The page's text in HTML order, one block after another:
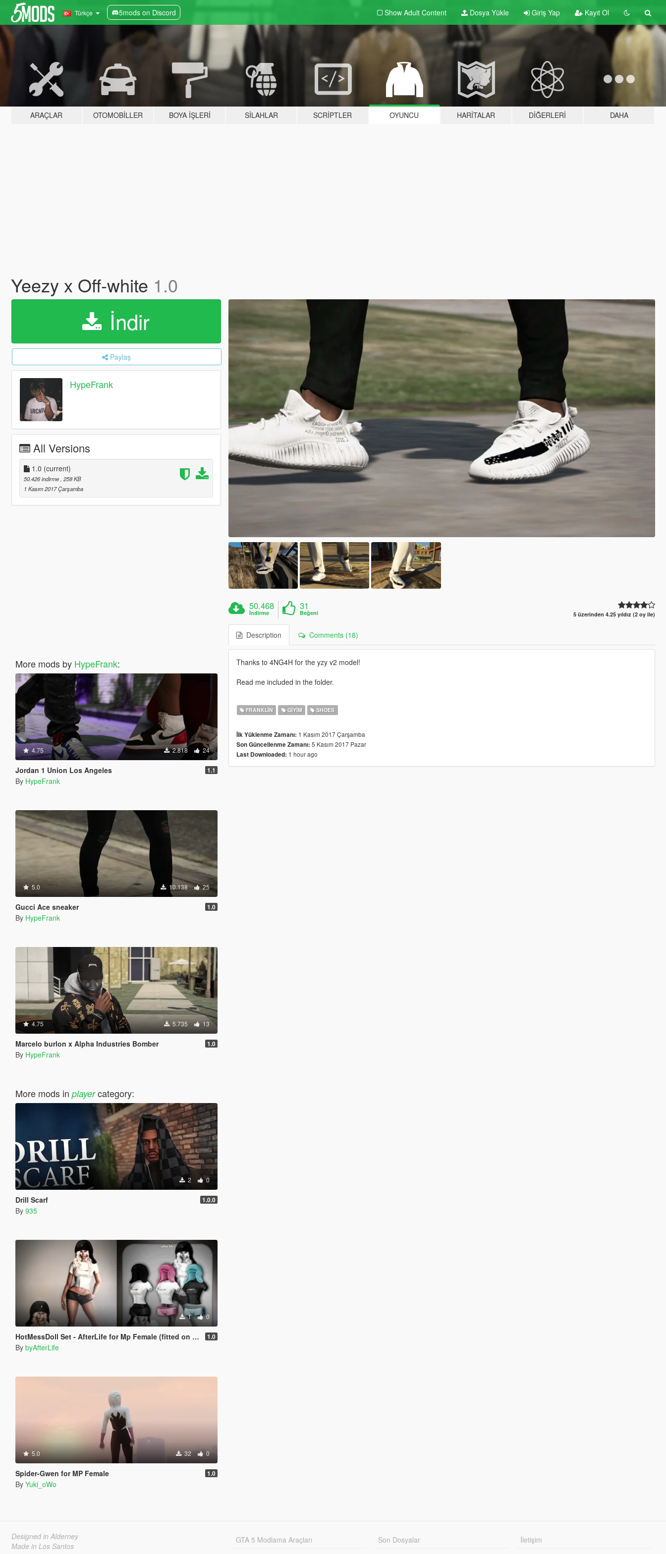
Türkçe 5mods on Discord Show Adult Content Dosya Yükle Giriş Yap Kayıt Ol
ARAÇLAR OTOMOBILLER BOYA İŞLERI SILAHLAR SCRIPTLER OYUNCU HARITALAR DIĞERLERI DAHA
Yeezy x Off-white 1.0
İndir
Paylaş
HypeFrank
All Versions
1.0 (current)
50.426 indirme , 258 KB
1 Kasım 2017 Çarşamba
More mods by HypeFrank:
4.75 2.818 24
Jordan 1 Union Los Angeles 1.1
By HypeFrank
5.0 10.138 25
Gucci Ace sneaker 1.0
By HypeFrank
4.75 5.735 13
Marcelo burlon x Alpha Industries Bomber 1.0
By HypeFrank
More mods in playercategory:
2 0
Drill Scarf 1.0.0
By 935
1 0
HotMessDoll Set - AfterLife for Mp Female (fitted on Slut Body) 1.0
By byAfterLife
5.0 32 0
Spider-Gwen for MP Female 1.0
By Yuki_oWo
50.468
İndirme
31
Beğeni 5 üzerinden 4.25 yıldız (2 oy ile)
Description Comments (18)
Thanks to 4NG4H for the yzy v2 model!
Read me included in the folder.
FRANKLIN GIYIM SHOES
İlk Yüklenme Zamanı: 1 Kasım 2017 Çarşamba
Son Güncellenme Zamanı: 5 Kasım 2017 Pazar
Last Downloaded: 1 hour ago
Designed in Alderney
Made in Los Santos
GTA 5 Modlama Araçları
Son Dosyalar
İletişim